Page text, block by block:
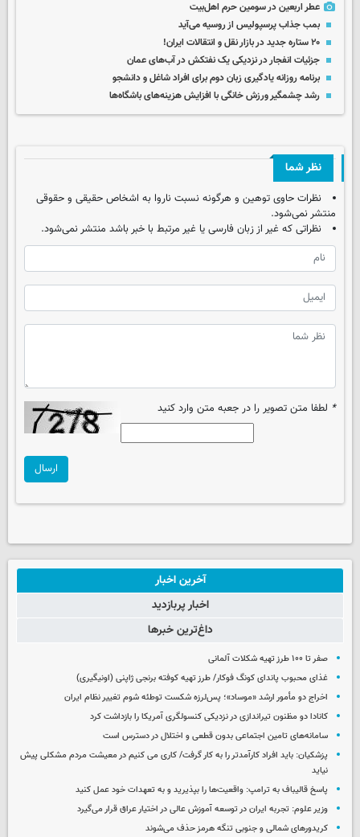
عطر اربعین در سومین حرم اهل‌بیت
بمب جذاب پرسپولیس از روسیه می‌آید
۲۰ ستاره جدید در بازار نقل و انتقالات ایران!
جزئیات انفجار در نزدیکی یک نفتکش در آب‌های عمان
برنامه روزانه یادگیری زبان دوم برای افراد شاغل و دانشجو
رشد چشمگیر ورزش خانگی با افزایش هزینه‌های باشگاه‌ها
نظر شما
نظرات حاوی توهین و هرگونه نسبت ناروا به اشخاص حقیقی و حقوقی
منتشر نمی‌شود.
نظراتی که غیر از زبان فارسی یا غیر مرتبط با خبر باشد منتشر نمی‌شود.
* لطفا متن تصویر را در جعبه متن وارد کنید
ارسال
آخرین اخبار
اخبار پربازدید
داغ‌ترین خبرها
صفر تا ۱۰۰ طرز تهیه شکلات آلمانی
غذای محبوب پاندای کونگ فوکار/ طرز تهیه کوفته برنجی ژاپنی (اونیگیری)
اخراج دو مأمور ارشد «موساد»؛ پس‌لرزه شکست توطئه شوم تغییر نظام ایران
کانادا دو مظنون تیراندازی در نزدیکی کنسولگری آمریکا را بازداشت کرد
سامانه‌های تامین اجتماعی بدون قطعی و اختلال در دسترس است
پزشکیان: باید افراد کارآمدتر را به کار گرفت/ کاری می کنیم در معیشت مردم مشکلی پیش
نیاید
پاسخ قالیباف به ترامپ: واقعیت‌ها را بپذیرید و به تعهدات خود عمل کنید
وزیر علوم: تجربه ایران در توسعه آموزش عالی در اختیار عراق قرار می‌گیرد
کریدورهای شمالی و جنوبی تنگه هرمز حذف می‌شوند